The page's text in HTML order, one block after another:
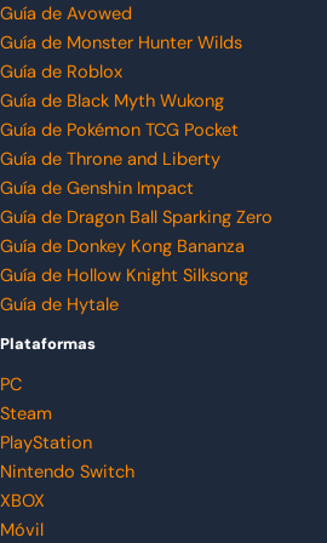
Guía de Avowed
Guía de Monster Hunter Wilds
Guía de Roblox
Guía de Black Myth Wukong
Guía de Pokémon TCG Pocket
Guía de Throne and Liberty
Guía de Genshin Impact
Guía de Dragon Ball Sparking Zero
Guía de Donkey Kong Bananza
Guía de Hollow Knight Silksong
Guía de Hytale
Plataformas
PC
Steam
PlayStation
Nintendo Switch
XBOX
Móvil